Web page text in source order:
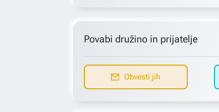
Povabi družino in prijatelje
Obvesti jih